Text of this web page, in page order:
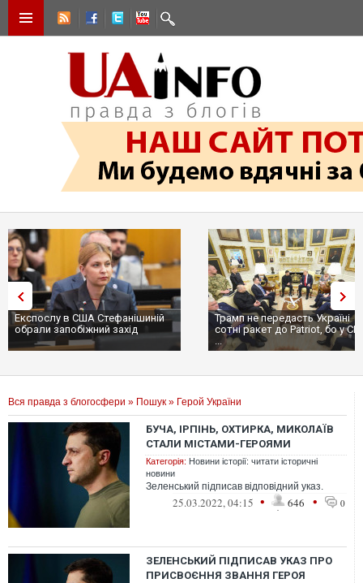
Експослу в США Стефанішиній
обрали запобіжний захід
Трамп не передасть Україні
сотні ракет до Patriot, бо у
...
Вся правда з блогосфери » Пошук » Герой України
БУЧА, ІРПІНЬ, ОХТИРКА, МИКОЛАЇВ
СТАЛИ МІСТАМИ-ГЕРОЯМИ
Категорія: Новини історії: читати історичні
новини
Зеленський підписав відповідний указ.
25.03.2022, 04:15 • 646 • 0
ЗЕЛЕНСЬКИЙ ПІДПИСАВ УКАЗ ПРО
ПРИСВОЄННЯ ЗВАННЯ ГЕРОЯ